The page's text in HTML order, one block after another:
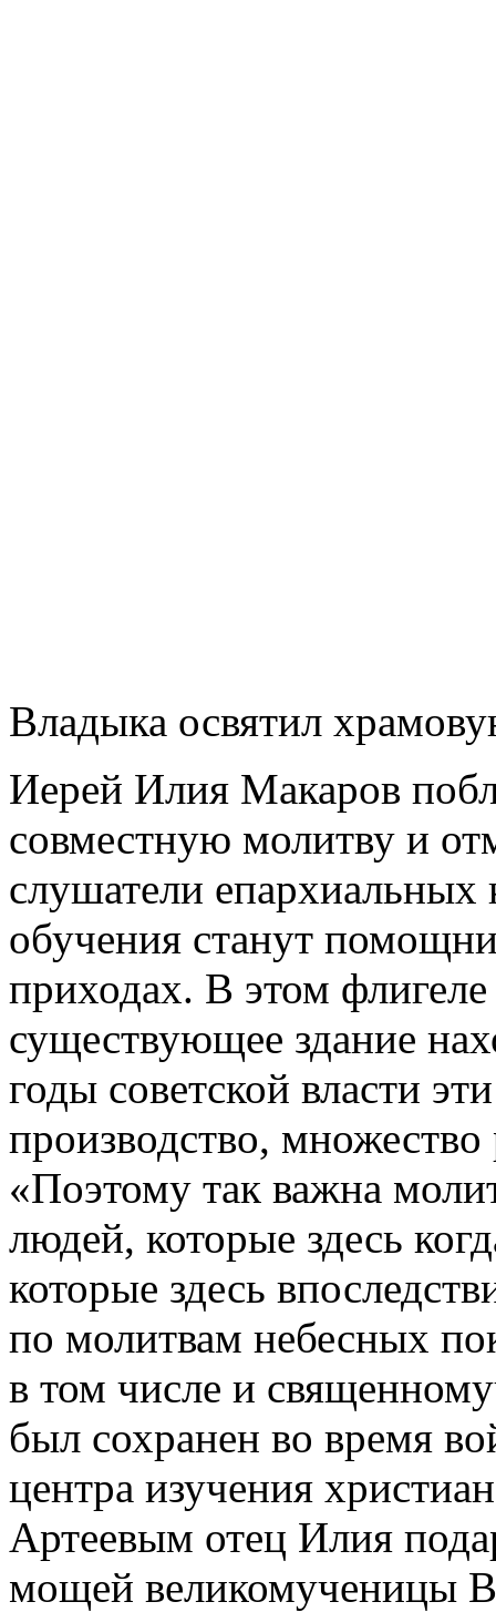
Владыка освятил
Иерей Илия Макаров
совместную молитву и
слушатели епархиальных
обучения станут
приходах. В этом
существующее здание
годы советской власти
производство,
«Поэтому так важна
людей, которые здесь
которые здесь
по молитвам небесных
в том числе и
был сохранен во время
центра изучения
Артеевым отец Илия
мощей великомученицы